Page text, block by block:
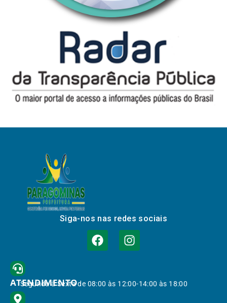
Siga-nos nas redes sociais
ATENDIMENTO
Segunda à Sexta de 08:00 às 12:00-14:00 às 18:00